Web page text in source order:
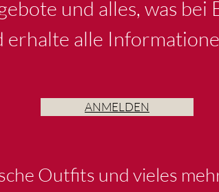
und alles, was
alle
ANMELDEN
Outfits und vieles